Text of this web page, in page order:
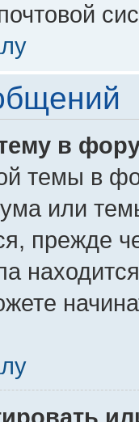
в
темы в
или
прежде